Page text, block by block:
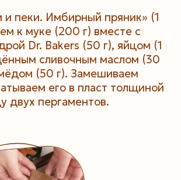
и пеки. Имбирный пряник» (1
к муке (200 г) вместе с
Dr. Bakers (50 г), яйцом (1
сливочным маслом (30
(50 г). Замешиваем
его в пласт толщиной
двух пергаментов.